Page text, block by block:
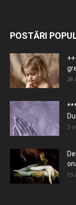
POSTĂRI
28
5
15